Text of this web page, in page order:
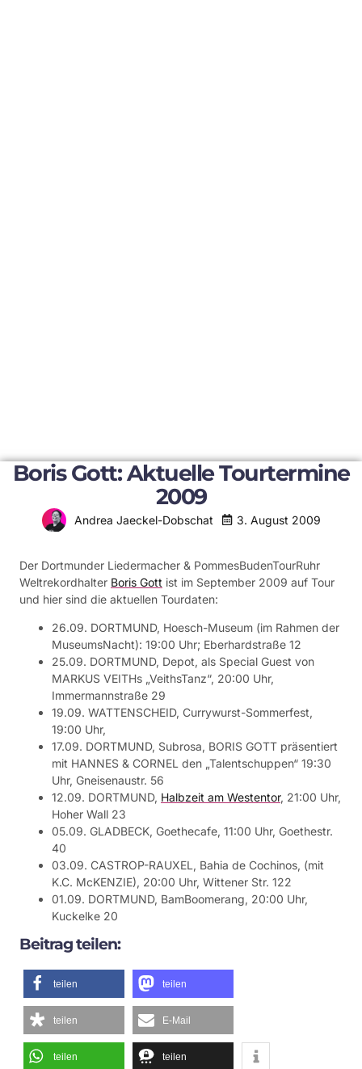
Boris Gott: Aktuelle Tourtermine
2009
Andrea Jaeckel-Dobschat 3. August 2009
Der Dortmunder Liedermacher & PommesBudenTourRuhr
Weltrekordhalter Boris Gott ist im September 2009 auf Tour
und hier sind die aktuellen Tourdaten:
26.09. DORTMUND, Hoesch-Museum (im Rahmen der
MuseumsNacht): 19:00 Uhr; Eberhardstraße 12
25.09. DORTMUND, Depot, als Special Guest von
MARKUS VEITHs „VeithsTanz“, 20:00 Uhr,
Immermannstraße 29
19.09. WATTENSCHEID, Currywurst-Sommerfest,
19:00 Uhr,
17.09. DORTMUND, Subrosa, BORIS GOTT präsentiert
mit HANNES & CORNEL den „Talentschuppen“ 19:30
Uhr, Gneisenaustr. 56
12.09. DORTMUND, Halbzeit am Westentor, 21:00 Uhr,
Hoher Wall 23
05.09. GLADBECK, Goethecafe, 11:00 Uhr, Goethestr.
40
03.09. CASTROP-RAUXEL, Bahia de Cochinos, (mit
K.C. McKENZIE), 20:00 Uhr, Wittener Str. 122
01.09. DORTMUND, BamBoomerang, 20:00 Uhr,
Kuckelke 20
Beitrag teilen:
teilen teilen
teilen E-Mail
teilen teilen